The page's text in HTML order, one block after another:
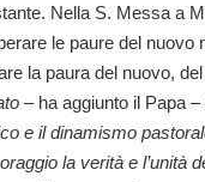
Nella S. Messa a
le paure del
la paura del nuovo,
– ha aggiunto il Papa –
e il dinamismo
la verità e l’unità